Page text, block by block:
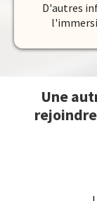
D'autres
Une